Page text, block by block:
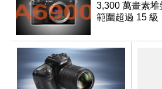
3,300 萬畫素
範圍超過 15 級